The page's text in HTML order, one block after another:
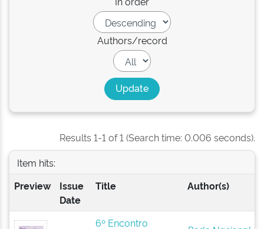
Authors/record
Results 1-1 of 1 (Search time: 0.006 seconds).
Item hits:
Preview
Issue
Date
Title Author(s)
6º Encontro